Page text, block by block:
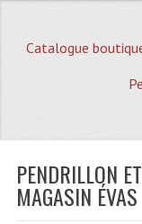
Catalogue
PENDRILLON
MAGASIN